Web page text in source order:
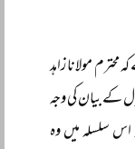
محترم مولانا زاہد
کے بیان کی وجہ
سلسلہ میں وہ